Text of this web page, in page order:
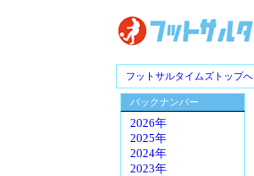
フットサルタイムズトップへ
バックナンバー
2026年
2025年
2024年
2023年